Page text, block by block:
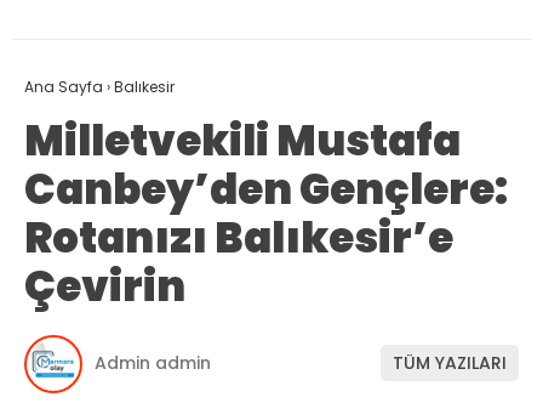
Ana Sayfa ›Balıkesir
Milletvekili Mustafa
Canbey’den Gençlere:
Rotanızı Balıkesir’e
Çevirin
Admin admin TÜM YAZILARI